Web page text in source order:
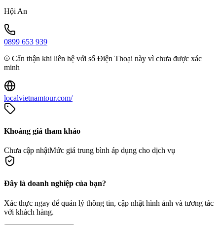
Hội An
0899 653 939
Cẩn thận khi liên hệ với số Điện Thoại này vì chưa được xác
minh
localvietnamtour.com/
Khoảng giá tham khảo
Chưa cập nhậtMức giá trung bình áp dụng cho dịch vụ
Đây là doanh nghiệp của bạn?
Xác thực ngay để quản lý thông tin, cập nhật hình ảnh và tương tác
với khách hàng.